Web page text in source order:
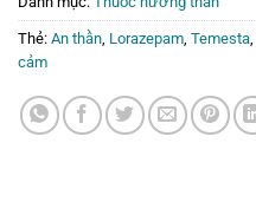
Thẻ: An thần, Lorazepam, Temesta,
cảm